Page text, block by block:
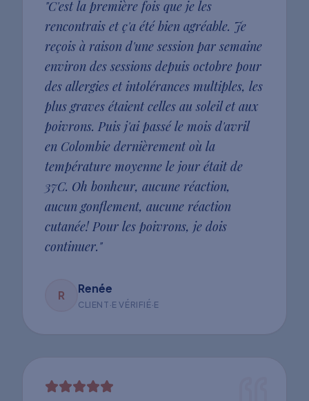
"C'est la première fois que je les
rencontrais et ç'a été bien agréable. Je
reçois à raison d'une session par semaine
environ des sessions depuis octobre pour
des allergies et intolérances multiples, les
plus graves étaient celles au soleil et aux
poivrons. Puis j'ai passé le mois d'avril
en Colombie dernièrement où la
température moyenne le jour était de
37C. Oh bonheur, aucune réaction,
aucun gonflement, aucune réaction
cutanée! Pour les poivrons, je dois
continuer."
R Renée
CLIENT·E VÉRIFIÉ·E